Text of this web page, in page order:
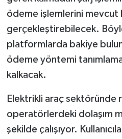
ödeme işlemlerini mevcut
gerçekleştirebilecek.
platformlarda bakiye
ödeme yöntemi
kalkacak.
Elektrikli araç sektöründe
operatörlerdeki dolaşım
şekilde çalışıyor.
Simav
Siyaset
Spor
Tavşanlı
Teknoloji
Türkiye